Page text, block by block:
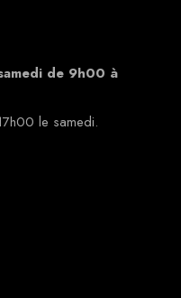
de 9h00 à
le samedi.